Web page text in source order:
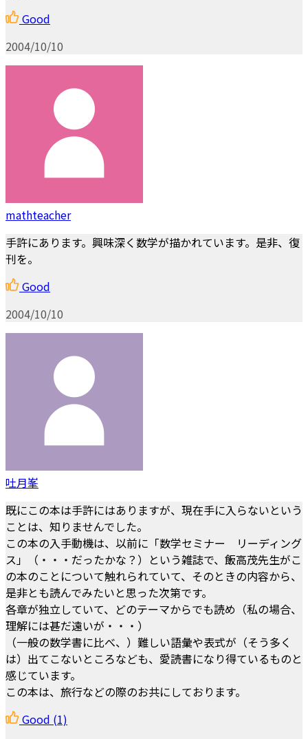
Good
2004/10/10
mathteacher
手許にあります。興味深く数学が描かれています。是非、復
刊を。
Good
2004/10/10
吐月峯
既にこの本は手許にはありますが、現在手に入らないという
ことは、知りませんでした。
この本の入手動機は、以前に「数学セミナー リーディング
ス」（・・・だったかな？）という雑誌で、飯高茂先生がこ
の本のことについて触れられていて、そのときの内容から、
是非とも読んでみたいと思った次第です。
各章が独立していて、どのテーマからでも読め（私の場合、
理解には甚だ遠いが・・・）
（一般の数学書に比べ、）難しい語彙や表式が（そう多く
は）出てこないところなども、愛読書になり得ているものと
感じています。
この本は、旅行などの際のお共にしております。
Good (1)